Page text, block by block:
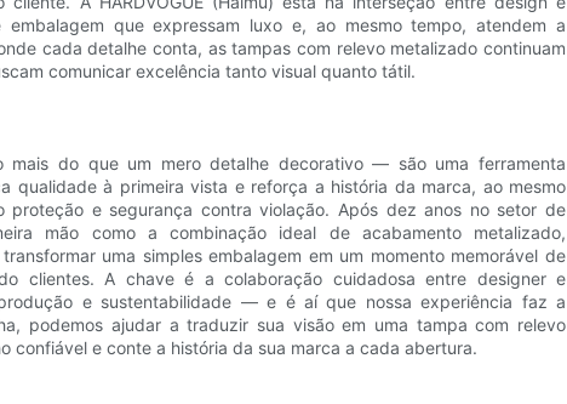
que expressam luxo e, ao mesmo tempo, atendem a
cada detalhe conta, as tampas com relevo metalizado continuam
comunicar excelência tanto visual quanto tátil.
mais do que um mero detalhe decorativo — são uma ferramenta
qualidade à primeira vista e reforça a história da marca, ao mesmo
proteção e segurança contra violação. Após dez anos no setor de
mão como a combinação ideal de acabamento metalizado,
uma simples embalagem em um momento memorável de
clientes. A chave é a colaboração cuidadosa entre designer e
e sustentabilidade — e é aí que nossa experiência faz a
podemos ajudar a traduzir sua visão em uma tampa com relevo
confiável e conte a história da sua marca a cada abertura.